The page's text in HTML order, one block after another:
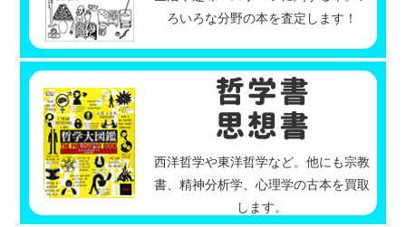
ろいろな分野の本を査定します！
西洋哲学や東洋哲学など。他にも宗教
書、精神分析学、心理学の古本を買取
します。